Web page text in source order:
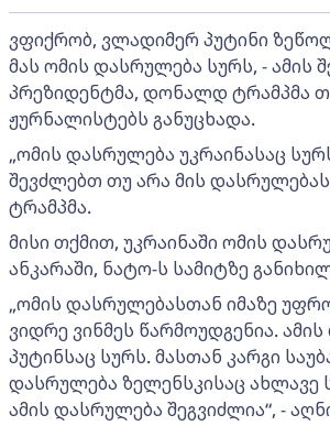
ვფიქრობ, ვლადიმერ პუტინი
მას ომის დასრულება სურს, - ამის
პრეზიდენტმა, დონალდ ტრამპმა
ჟურნალისტებს განუცხადა.
„ომის დასრულება უკრაინასაც
შევძლებთ თუ არა მის
ტრამპმა.
მისი თქმით, უკრაინაში ომის
ანკარაში, ნატო-ს სამიტზე
„ომის დასრულებასთან იმაზე
ვიდრე ვინმეს წარმოუდგენია.
პუტინსაც სურს. მასთან კარგი
დასრულება ზელენსკისაც ახლავე
ამის დასრულება შეგვიძლია“, -